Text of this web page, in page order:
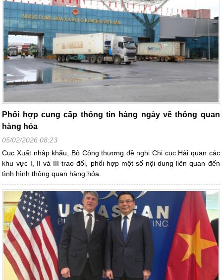
Phối hợp cung cấp thông tin hàng ngày về thông quan
hàng hóa
05/02/2026 08:23
Cục Xuất nhập khẩu, Bộ Công thương đề nghị Chi cục Hải quan các
khu vực I, II và III trao đổi, phối hợp một số nội dung liên quan đến
tình hình thông quan hàng hóa.